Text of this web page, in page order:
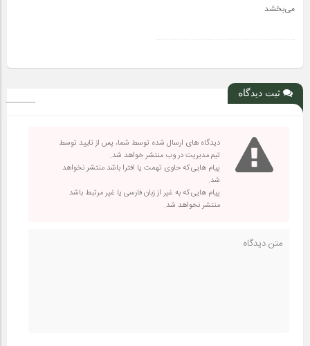
می‌بخشد
ثبت دیدگاه
دیدگاه های ارسال شده توسط شما، پس از تایید توسط
تیم مدیریت در وب منتشر خواهد شد.
پیام هایی که حاوی تهمت یا افترا باشد منتشر نخواهد
شد.
پیام هایی که به غیر از زبان فارسی یا غیر مرتبط باشد
منتشر نخواهد شد.